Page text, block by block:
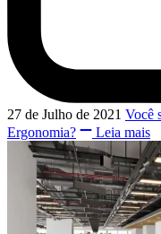
27 de Julho de 2021 Você
Ergonomia?
Leia mais